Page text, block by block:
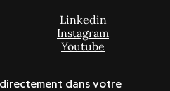
Linkedin
Instagram
Youtube
dans votre